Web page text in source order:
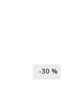
-30 %